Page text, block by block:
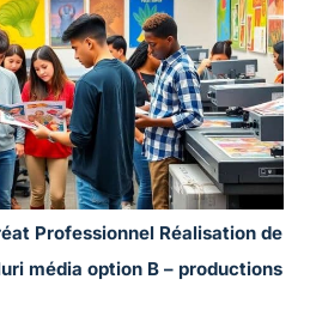
Professionnel Réalisation de
média option B – productions